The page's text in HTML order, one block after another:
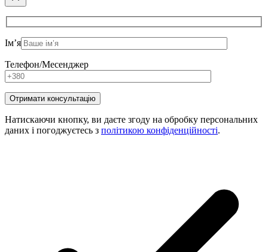
Ім’я
Телефон/Месенджер
Натискаючи кнопку, ви даєте згоду на обробку персональних
даних і погоджуєтесь з політикою конфіденційності.